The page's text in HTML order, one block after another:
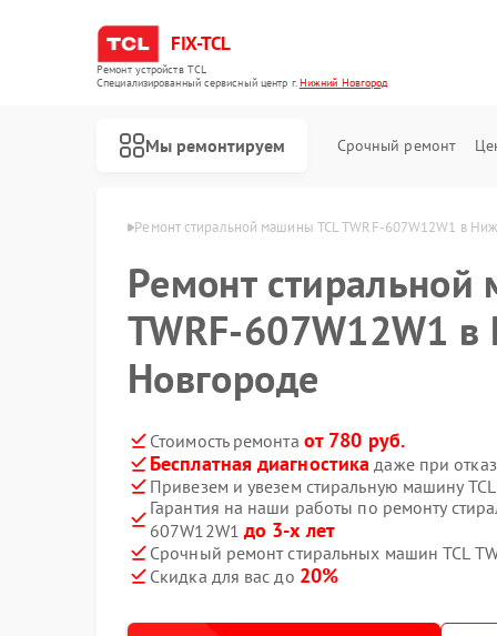
FIX-TCL
Ремонт устройств TCL
Специализированный cервисный центр г.Нижний Новгород
Мы ремонтируем Срочный ремонт
Нижнем Новгороде Ремонт стиральной машины TCL TWRF-607W12W1 в
Ремонт
TWRF-607W12W1
Новгороде
Стоимость ремонта от 780 руб.
Бесплатная диагностика даже при
Привезем и увезем стиральную машину
Гарантия на наши работы по ремонту
607W12W1 до 3-х лет
Срочный ремонт стиральных машин TCL
Скидка для вас до 20%